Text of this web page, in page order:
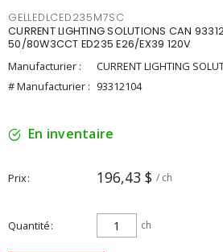
GELLEDLCED235M7SC
CURRENT LIGHTING SOLUTIONS CAN
50/80W3CCT ED235 E26/EX39 120V
Manufacturier :
CURRENT LIGHTING
# Manufacturier : 93312104
En inventaire
Prix 196,43 $ / ch
Quantité ch